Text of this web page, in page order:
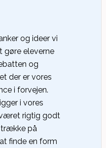
og ideer vi
gøre eleverne
og
der er vores
i forvejen.
i vores
rigtig godt
på
finde en form